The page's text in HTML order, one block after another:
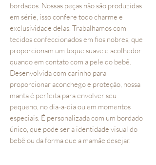
bordados. Nossas peças não são produzidas
em série, isso confere todo charme e
exclusividade delas. Trabalhamos com
tecidos confeccionados em fios nobres, que
proporcionam um toque suave e acolhedor
quando em contato com a pele do bebê.
Desenvolvida com carinho para
proporcionar aconchego e proteção, nossa
manta é perfeita para envolver seu
pequeno, no dia-a-dia ou em momentos
especiais. É personalizada com um bordado
único, que pode ser a identidade visual do
bebê ou da forma que a mamãe desejar.